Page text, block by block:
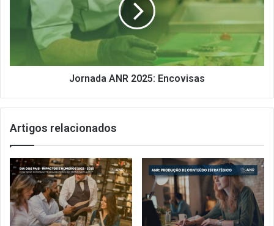
Jornada ANR 2025: Encovisas
Artigos relacionados